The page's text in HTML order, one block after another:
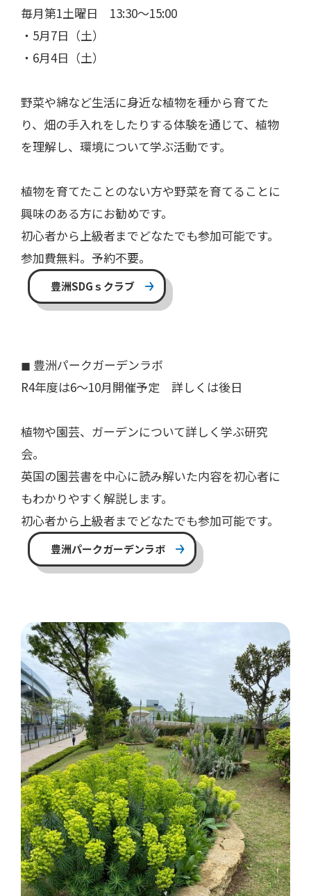
毎月第1土曜日 13:30～15:00
・5月7日（土）
・6月4日（土）
野菜や綿など生活に身近な植物を種から育てた
り、畑の手入れをしたりする体験を通じて、植物
を理解し、環境について学ぶ活動です。
植物を育てたことのない方や野菜を育てることに
興味のある方にお勧めです。
初心者から上級者までどなたでも参加可能です。
参加費無料。予約不要。
豊洲SDGｓクラブ
◼︎ 豊洲パークガーデンラボ
R4年度は6～10月開催予定 詳しくは後日
植物や園芸、ガーデンについて詳しく学ぶ研究
会。
英国の園芸書を中心に読み解いた内容を初心者に
もわかりやすく解説します。
初心者から上級者までどなたでも参加可能です。
豊洲パークガーデンラボ